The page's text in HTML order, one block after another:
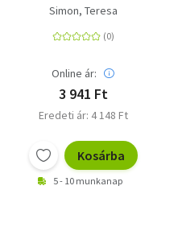
Simon, Teresa
Online ár:
3 941 Ft
Eredeti ár: 4 148 Ft
Kosárba
5 - 10 munkanap